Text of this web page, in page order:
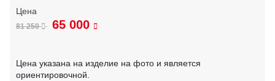
81 250 65 000
Цена указана на изделие на фото и является
ориентировочной.